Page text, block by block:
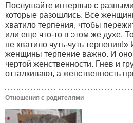
Послушайте интервью с
которые разошлись. Все
хватило терпения, чтобы
или еще что-то в этом же духе.
не хватило чуть-чуть
женщины терпение важно. И оно
чертой женственности. Гнев и
отталкивают, а женственность
Отношения с родителями